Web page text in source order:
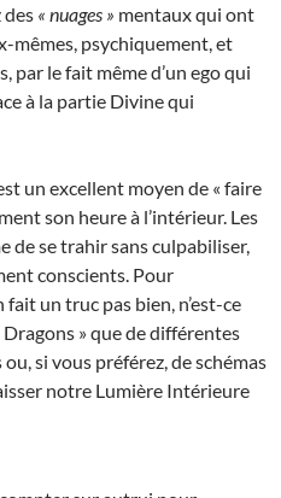
des « nuages » mentaux qui ont
mêmes, psychiquement, et
par le fait même d’un ego qui
à la partie Divine qui
un excellent moyen de « faire
son heure à l’intérieur. Les
de se trahir sans culpabiliser,
conscients. Pour
un truc pas bien, n’est-ce
» que de différentes
si vous préférez, de schémas
notre Lumière Intérieure